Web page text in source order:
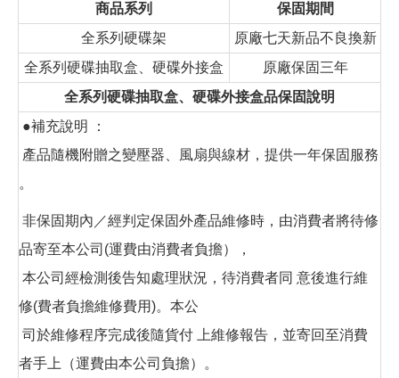
商品系列
保固期間
全系列硬碟架
原廠七天新品不良換新
全系列硬碟抽取盒、硬碟外接盒
原廠保固三年
全系列硬碟抽取盒、硬碟外接盒品保固說明
●補充說明 ：
產品隨機附贈之變壓器、風扇與線材，提供一年保固服務
。
非保固期內／經判定保固外產品維修時，由消費者將待修
品寄至本公司(運費由消費者負擔），
本公司經檢測後告知處理狀況，待消費者同 意後進行維
修(費者負擔維修費用)。本公
司於維修程序完成後隨貨付 上維修報告，並寄回至消費
者手上（運費由本公司負擔）。